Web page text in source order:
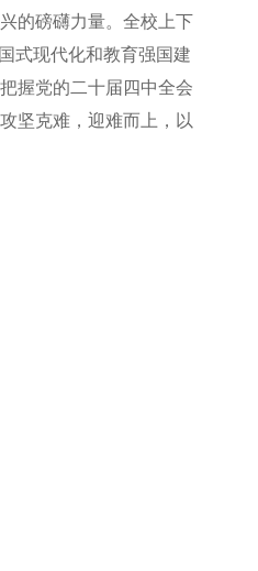
的磅礴力量。全校上下
式现代化和教育强国建
握党的二十届四中全会
坚克难，迎难而上，以